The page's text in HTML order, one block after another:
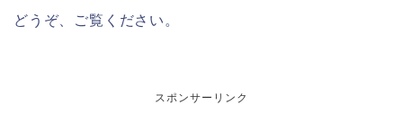
どうぞ、ご覧ください。
スポンサーリンク